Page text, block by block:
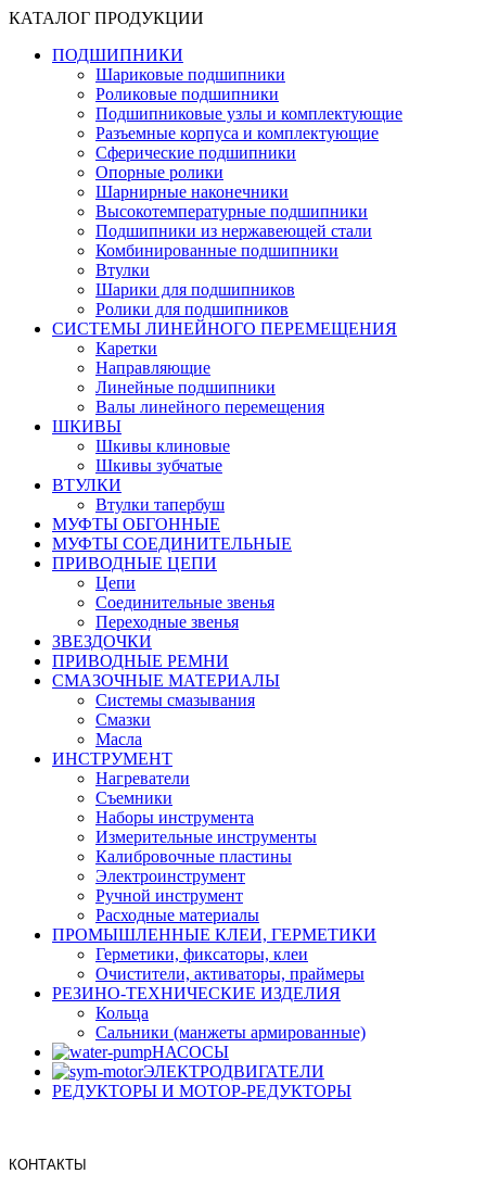
КАТАЛОГ ПРОДУКЦИИ
ПОДШИПНИКИ
Шариковые подшипники
Роликовые подшипники
Подшипниковые узлы и комплектующие
Разъемные корпуса и комплектующие
Сферические подшипники
Опорные ролики
Шарнирные наконечники
Высокотемпературные подшипники
Подшипники из нержавеющей стали
Комбинированные подшипники
Втулки
Шарики для подшипников
Ролики для подшипников
СИСТЕМЫ ЛИНЕЙНОГО ПЕРЕМЕЩЕНИЯ
Каретки
Направляющие
Линейные подшипники
Валы линейного перемещения
ШКИВЫ
Шкивы клиновые
Шкивы зубчатые
ВТУЛКИ
Втулки тапербуш
МУФТЫ ОБГОННЫЕ
МУФТЫ СОЕДИНИТЕЛЬНЫЕ
ПРИВОДНЫЕ ЦЕПИ
Цепи
Соединительные звенья
Переходные звенья
ЗВЕЗДОЧКИ
ПРИВОДНЫЕ РЕМНИ
СМАЗОЧНЫЕ МАТЕРИАЛЫ
Системы смазывания
Смазки
Масла
ИНСТРУМЕНТ
Нагреватели
Съемники
Наборы инструмента
Измерительные инструменты
Калибровочные пластины
Электроинструмент
Ручной инструмент
Расходные материалы
ПРОМЫШЛЕННЫЕ КЛЕИ, ГЕРМЕТИКИ
Герметики, фиксаторы, клеи
Очистители, активаторы, праймеры
РЕЗИНО-ТЕХНИЧЕСКИЕ ИЗДЕЛИЯ
Кольца
Сальники (манжеты армированные)
НАСОСЫ
ЭЛЕКТРОДВИГАТЕЛИ
РЕДУКТОРЫ И МОТОР-РЕДУКТОРЫ
КОНТАКТЫ